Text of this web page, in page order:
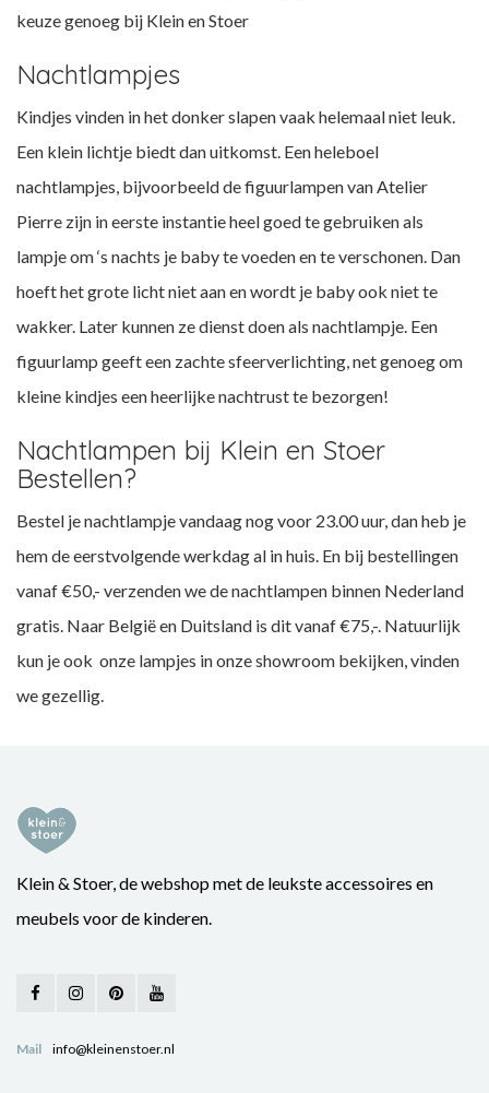
keuze genoeg bij Klein en Stoer
Nachtlampjes
Kindjes vinden in het donker slapen vaak helemaal niet leuk.
Een klein lichtje biedt dan uitkomst. Een heleboel
nachtlampjes, bijvoorbeeld de figuurlampen vanAtelier
Pierre zijn in eerste instantie heel goed te gebruiken als
lampje om ‘s nachts je baby te voeden en te verschonen. Dan
hoeft het grote licht niet aan en wordt je baby ook niet te
wakker. Later kunnen ze dienst doen als nachtlampje. Een
figuurlamp geeft een zachte sfeerverlichting, net genoeg om
kleine kindjes een heerlijke nachtrust te bezorgen!
Nachtlampen bij Klein en Stoer
Bestellen?
Bestel je nachtlampje vandaag nog voor 23.00 uur, dan heb je
hem de eerstvolgende werkdag al in huis. En bij bestellingen
vanaf €50,- verzenden we de nachtlampen binnen Nederland
gratis. Naar België en Duitsland is dit vanaf €75,-. Natuurlijk
kun je ook onze lampjes in onze showroom bekijken, vinden
we gezellig.
Klein & Stoer, de webshop met de leukste accessoires en
meubels voor de kinderen.
Mail info@kleinenstoer.nl